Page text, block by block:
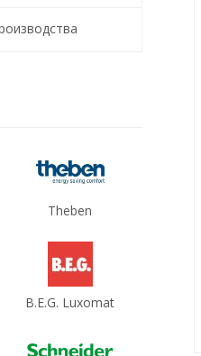
Theben
B.E.G. Luxomat